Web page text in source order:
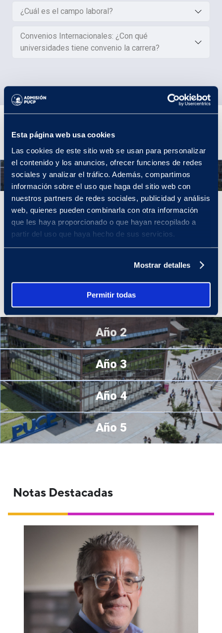
Esta página web usa cookies
Las cookies de este sitio web se usan para personalizar
el contenido y los anuncios, ofrecer funciones de redes
sociales y analizar el tráfico. Además, compartimos
información sobre el uso que haga del sitio web con
nuestros partners de redes sociales, publicidad y análisis
web, quienes pueden combinarla con otra información
que les haya proporcionado o que hayan recopilado a
partir del uso que haya hecho de sus servicios.
Mostrar detalles
Permitir todas
¿Cuál es el campo laboral?
Convenios Internacionales: ¿Con qué
universidades tiene convenio la carrera?
Plan de Estudios
Año 1
Año 1
En tu primer año de Estudios Generales Ciencias, podrás
adaptarte a la vida universitaria fortaleciendo tu formación básica
general, tanto en el aspecto humano como científico, y tu
desenvolverte con responsabilidad e iniciativa en tu aprendizaje al
académicas, contando con la guía de tus docentes.
Año 2
Año 3
Año 4
Año 5
Notas Destacadas